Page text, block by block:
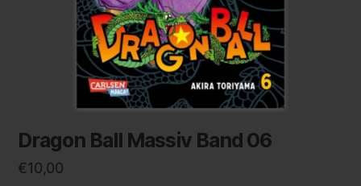
Dragon Ball Massiv Band 06
€10,00